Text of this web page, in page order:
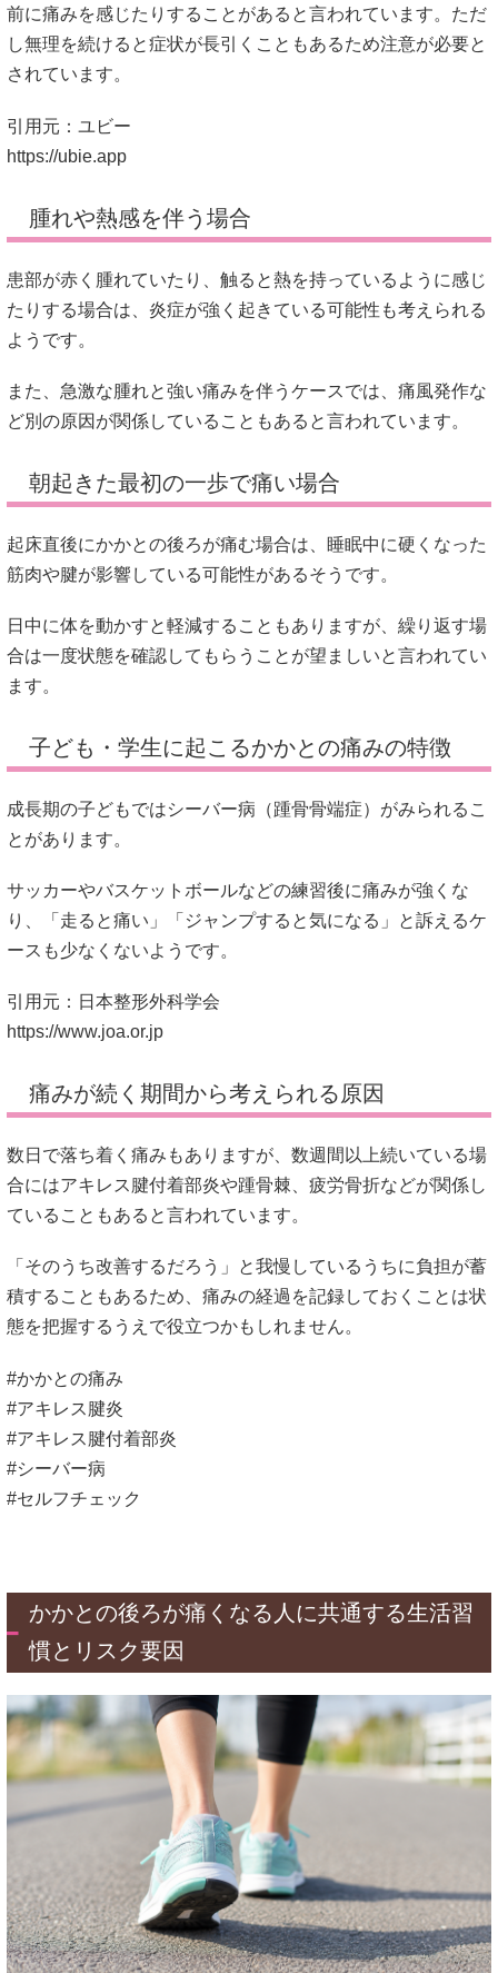
前に痛みを感じたりすることがあると言われています。ただ
し無理を続けると症状が長引くこともあるため注意が必要と
されています。
引用元：ユビー
https://ubie.app
腫れや熱感を伴う場合
患部が赤く腫れていたり、触ると熱を持っているように感じ
たりする場合は、炎症が強く起きている可能性も考えられる
ようです。
また、急激な腫れと強い痛みを伴うケースでは、痛風発作な
ど別の原因が関係していることもあると言われています。
朝起きた最初の一歩で痛い場合
起床直後にかかとの後ろが痛む場合は、睡眠中に硬くなった
筋肉や腱が影響している可能性があるそうです。
日中に体を動かすと軽減することもありますが、繰り返す場
合は一度状態を確認してもらうことが望ましいと言われてい
ます。
子ども・学生に起こるかかとの痛みの特徴
成長期の子どもではシーバー病（踵骨骨端症）がみられるこ
とがあります。
サッカーやバスケットボールなどの練習後に痛みが強くな
り、「走ると痛い」「ジャンプすると気になる」と訴えるケ
ースも少なくないようです。
引用元：日本整形外科学会
https://www.joa.or.jp
痛みが続く期間から考えられる原因
数日で落ち着く痛みもありますが、数週間以上続いている場
合にはアキレス腱付着部炎や踵骨棘、疲労骨折などが関係し
ていることもあると言われています。
「そのうち改善するだろう」と我慢しているうちに負担が蓄
積することもあるため、痛みの経過を記録しておくことは状
態を把握するうえで役立つかもしれません。
#かかとの痛み
#アキレス腱炎
#アキレス腱付着部炎
#シーバー病
#セルフチェック
かかとの後ろが痛くなる人に共通する生活習
慣とリスク要因